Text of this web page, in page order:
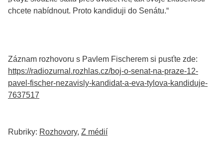
chcete nabídnout. Proto kandiduji do Senátu.“
Záznam rozhovoru s Pavlem Fischerem si pusťte zde:
https://radiozurnal.rozhlas.cz/boj-o-senat-na-praze-12-
pavel-fischer-nezavisly-kandidat-a-eva-tylova-kandiduje-
7637517
Rubriky: Rozhovory, Z médií